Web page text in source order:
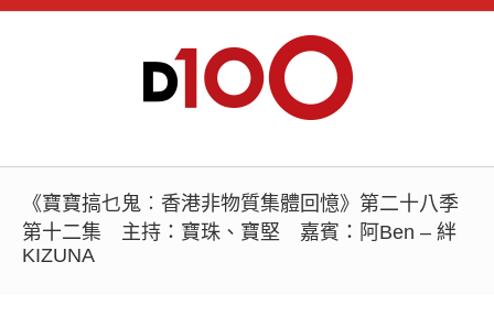
《寶寶搞乜鬼︰香港非物質集體回憶》第二十八季
第十二集 主持：寶珠、寶堅 嘉賓：阿Ben – 絆
KIZUNA